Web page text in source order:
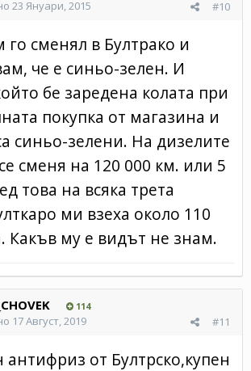
#10
23 Януари, 2015
сменял в Бултрако и
че е синьо-зелен. И
бе заредена колата при
покупка от магазина и
синьо-зелени. На дизелите
сменя на 120 000 км. или 5
това на всяка трета
ми взеха около 110
Какъв му е видът не знам.
114
#11
17 Август, 2019
от Бултрско,купен